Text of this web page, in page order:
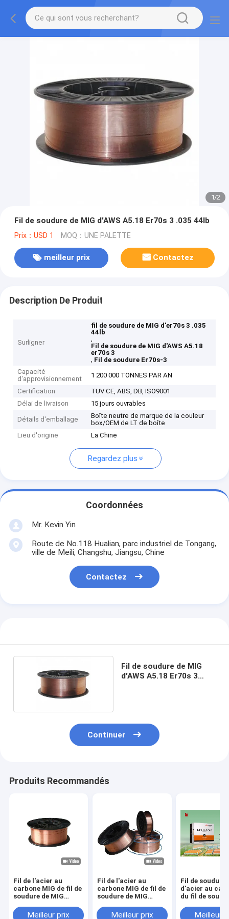
1/2
Fil de soudure de MIG d'AWS A5.18 Er70s 3 .035 44lb
Prix：USD 1 MOQ：UNE PALETTE
meilleur prix Contactez
Description De Produit
Surligner
fil de soudure de MIG d'er70s 3 .035
44lb
,
Fil de soudure de MIG d'AWS A5.18
er70s 3
, Fil de soudure Er70s-3
Capacité
d'approvisionnement
1 200 000 TONNES PAR AN
Certification
TUV CE, ABS, DB, ISO9001
Délai de livraison
15 jours ouvrables
Détails d'emballage
Boîte neutre de marque de la couleur
box/OEM de LT de boîte
Lieu d'origine
La Chine
Regardez plus
Coordonnées
Mr. Kevin Yin
Route de No.118 Hualian, parc industriel de Tongang,
ville de Meili, Changshu, Jiangsu, Chine
Contactez
Fil de soudure de MIG
d'AWS A5.18 Er70s 3
Continuer
Produits Recommandés
Fil de l'acier au
carbone MIG de fil de
soudure de MIG
Meilleur prix
Fil de l'acier au
carbone MIG de fil de
soudure de MIG
Meilleur prix
Fil de soudure
d'acier au
du fil de
Meilleur